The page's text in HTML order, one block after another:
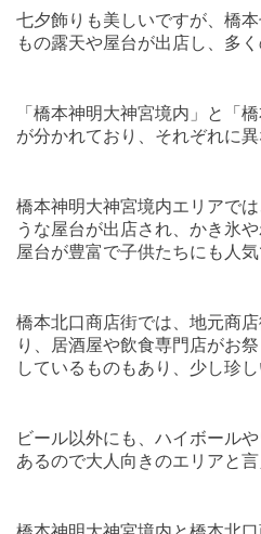
七夕飾りも美しいですが、橋
もの露天や屋台が出店し、多
「橋本神明大神宮境内」と「
が分かれており、それぞれに
橋本神明大神宮境内エリアで
うな屋台が出店され、かき氷
屋台が豊富で子供たちにも人気
橋本北口商店街では、地元商
り、居酒屋や飲食専門店がお
しているものもあり、少し珍
ビール以外にも、ハイボール
あるので大人向きのエリアと